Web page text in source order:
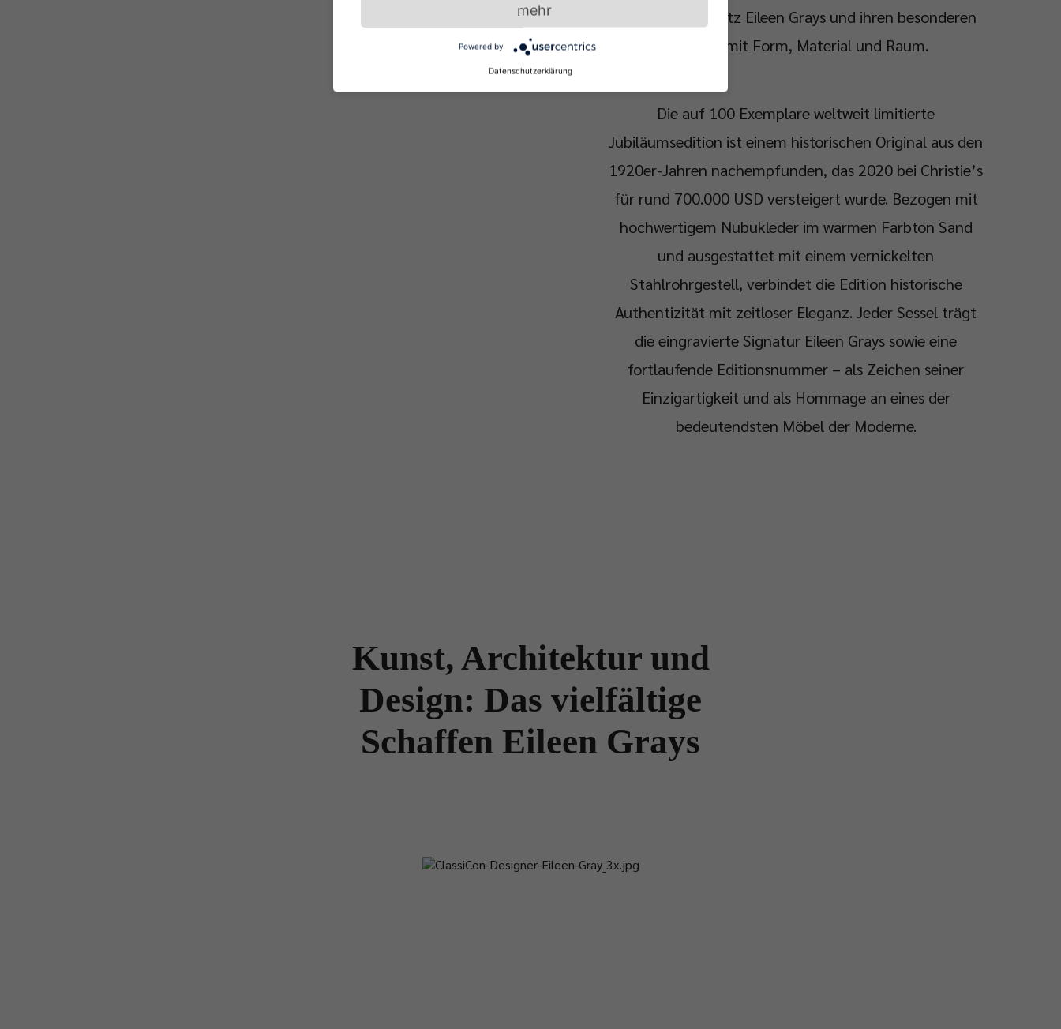
Gestaltungsansatz Eileen Grays und ihren besonderen
Umgang mit Form, Material und Raum.
Die auf 100 Exemplare weltweit limitierte
Jubiläumsedition ist einem historischen Original aus den
1920er-Jahren nachempfunden, das 2020 bei Christie’s
für rund 700.000 USD versteigert wurde. Bezogen mit
hochwertigem Nubukleder im warmen Farbton Sand
und ausgestattet mit einem vernickelten
Stahlrohrgestell, verbindet die Edition historische
Authentizität mit zeitloser Eleganz. Jeder Sessel trägt
die eingravierte Signatur Eileen Grays sowie eine
fortlaufende Editionsnummer – als Zeichen seiner
Einzigartigkeit und als Hommage an eines der
bedeutendsten Möbel der Moderne.
Kunst, Architektur und
Design: Das vielfältige
Schaffen Eileen Grays
mehr
Powered by
Datenschutzerklärung